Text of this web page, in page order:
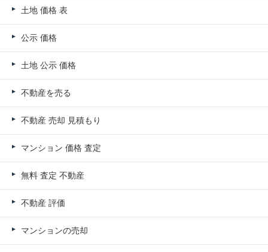
土地 価格 表
公示 価格
土地 公示 価格
不動産を売る
不動産 売却 見積もり
マンション 価格 査定
無料 査定 不動産
不動産 評価
マンションの売却